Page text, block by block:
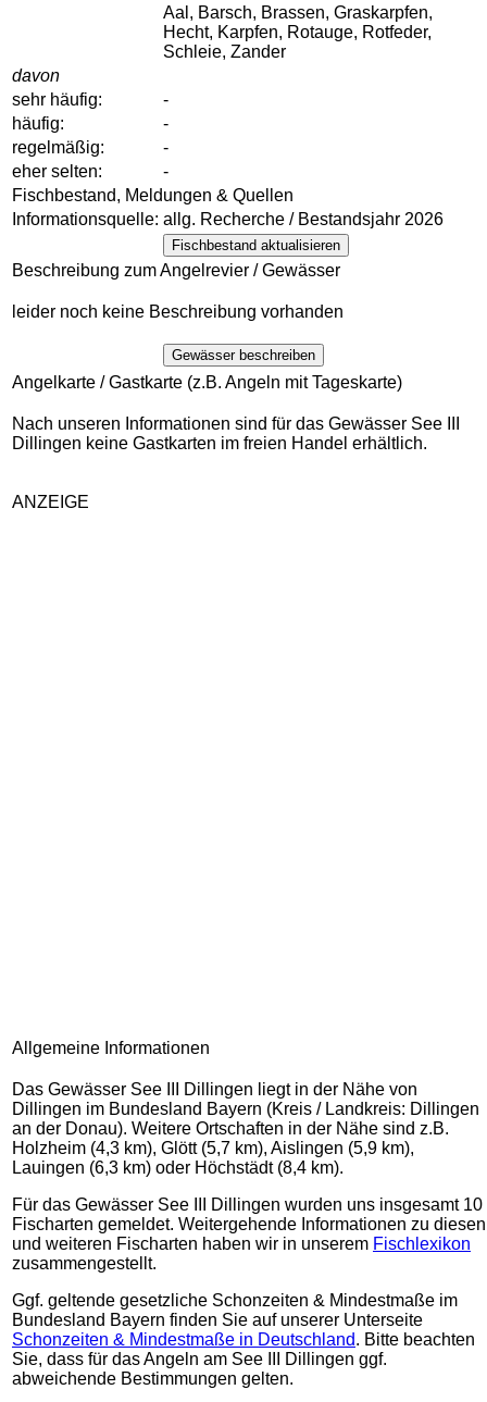
Aal, Barsch, Brassen, Graskarpfen,
Hecht, Karpfen, Rotauge, Rotfeder,
Schleie, Zander
davon
sehr häufig:
-
häufig:
-
regelmäßig:
-
eher selten:
-
Fischbestand, Meldungen & Quellen
Informationsquelle: allg. Recherche / Bestandsjahr 2026
Fischbestand aktualisieren
Beschreibung zum Angelrevier / Gewässer
leider noch keine Beschreibung vorhanden
Gewässer beschreiben
Angelkarte / Gastkarte (z.B. Angeln mit Tageskarte)
Nach unseren Informationen sind für das Gewässer See III
Dillingen keine Gastkarten im freien Handel erhältlich.
ANZEIGE
Allgemeine Informationen
Das Gewässer See III Dillingen liegt in der Nähe von
Dillingen im Bundesland Bayern (Kreis / Landkreis: Dillingen
an der Donau). Weitere Ortschaften in der Nähe sind z.B.
Holzheim (4,3 km), Glött (5,7 km), Aislingen (5,9 km),
Lauingen (6,3 km) oder Höchstädt (8,4 km).
Für das Gewässer See III Dillingen wurden uns insgesamt 10
Fischarten gemeldet. Weitergehende Informationen zu diesen
und weiteren Fischarten haben wir in unserem Fischlexikon
zusammengestellt.
Ggf. geltende gesetzliche Schonzeiten & Mindestmaße im
Bundesland Bayern finden Sie auf unserer Unterseite
Schonzeiten & Mindestmaße in Deutschland. Bitte beachten
Sie, dass für das Angeln am See III Dillingen ggf.
abweichende Bestimmungen gelten.